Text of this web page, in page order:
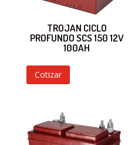
TROJAN CICLO
PROFUNDO SCS 150 12V
100AH
Cotizar